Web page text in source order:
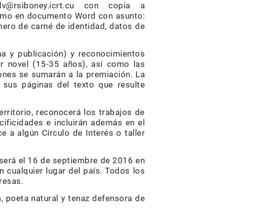
con copia a
en documento Word con asunto:
de carné de identidad, datos de
y publicación) y reconocimientos
novel (15-35 años), así como las
se sumarán a la premiación. La
páginas del texto que resulte
reconocerá los trabajos de
e incluirán además en el
a algún Círculo de Interés o taller
el 16 de septiembre de 2016 en
cualquier lugar del país. Todos los
poeta natural y tenaz defensora de